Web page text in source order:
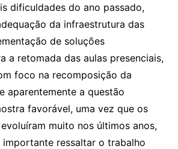
dificuldades do ano passado,
da infraestrutura das
de soluções
a retomada das aulas presenciais,
foco na recomposição da
aparentemente a questão
favorável, uma vez que os
muito nos últimos anos,
ressaltar o trabalho